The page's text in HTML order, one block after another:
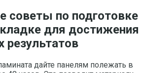
советы по подготовке
для достижения
результатов
дайте панелям полежать в